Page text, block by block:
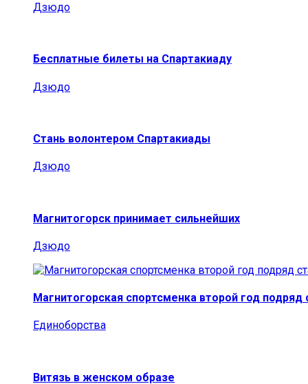
Дзюдо
Бесплатные билеты на Спартакиаду
Дзюдо
Стань волонтером Спартакиады
Дзюдо
Магнитогорск принимает сильнейших
Дзюдо
Магнитогорская спортсменка второй год подряд
Единоборства
Витязь в женском образе